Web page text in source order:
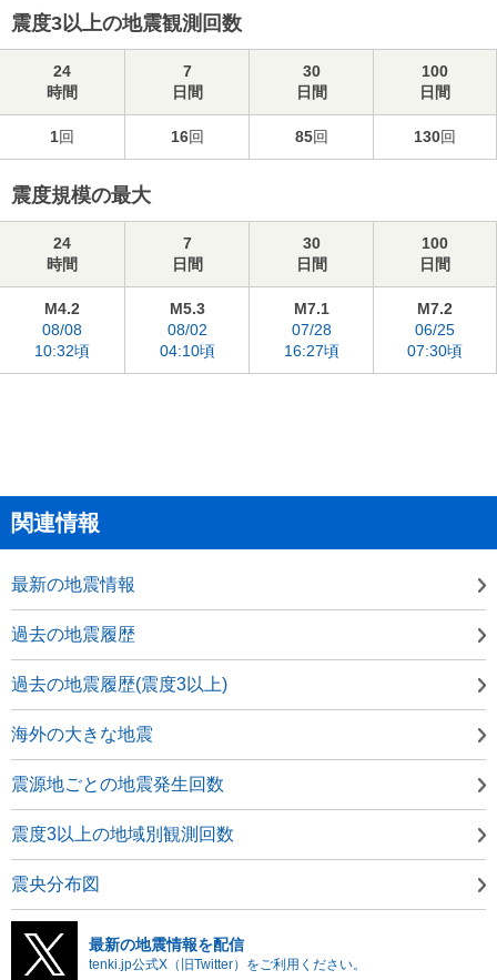
震度3以上の地震観測回数
24
時間
7
日間
30
日間
100
日間
1回 16回 85回 130回
震度規模の最大
24
時間
7
日間
30
日間
100
日間
M4.2
08/08
10:32頃
M5.3
08/02
04:10頃
M7.1
07/28
16:27頃
M7.2
06/25
07:30頃
関連情報
最新の地震情報
過去の地震履歴
過去の地震履歴(震度3以上)
海外の大きな地震
震源地ごとの地震発生回数
震度3以上の地域別観測回数
震央分布図
最新の地震情報を配信
tenki.jp公式X（旧Twitter）をご利用ください。